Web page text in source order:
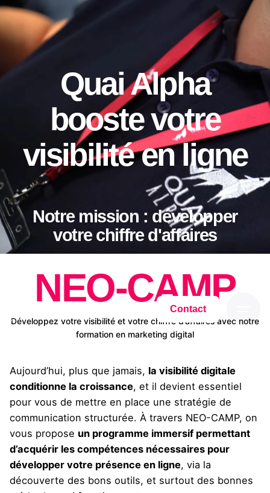
Contact
Quai Alpha
booste votre
visibilité en ligne
Notre mission : développer
votre chiffre d'affaires
NEO-CAMP
Développez votre visibilité et votre chiffre d’affaires avec notre
formation en marketing digital
Aujourd’hui, plus que jamais, la visibilité digitale
conditionne la croissance, et il devient essentiel
pour vous de mettre en place une stratégie de
communication structurée. À travers NEO-CAMP, on
vous propose un programme immersif permettant
d’acquérir les compétences nécessaires pour
développer votre présence en ligne, via la
découverte des bons outils, et surtout des bonnes